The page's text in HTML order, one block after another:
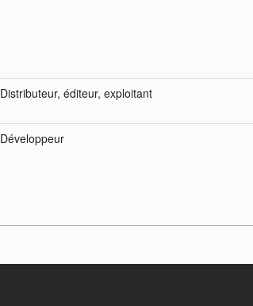
Distributeur, éditeur, exploitant
Développeur